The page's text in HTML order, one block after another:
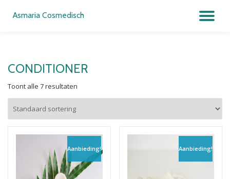
inhoud
Asmaria Cosmedisch
CONDITIONER
Toont alle 7 resultaten
Aanbieding! Aanbieding!